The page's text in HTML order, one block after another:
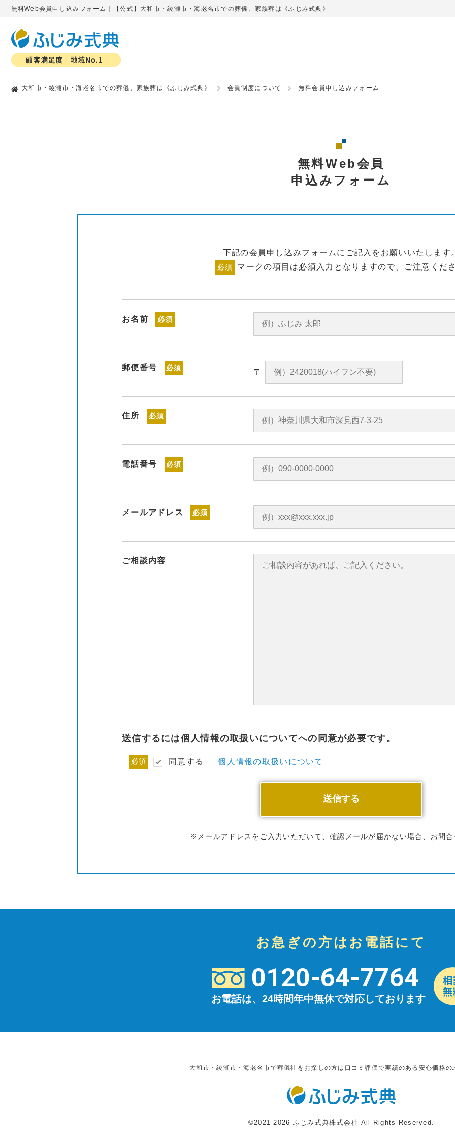
無料Web会員申し込みフォーム｜【公式】大和市・綾瀬市・海老名市での葬儀、家族葬は《ふじみ式典》
大和市・綾瀬市・海老名市での葬儀、家族葬は《ふじみ式典》 会員制度について 無料会員申し込みフォーム
無料Web会員
申込みフォーム
下記の会員申し込みフォームにご記入をお願いいたします。
必須 マークの項目は必須入力となりますので、ご注意くださ
お名前 必須
郵便番号 必須 〒
住所 必須
電話番号 必須
メールアドレス 必須
ご相談内容
送信するには個人情報の取扱いについてへの同意が必要です。
必須 同意する 個人情報の取扱いについて
※メールアドレスをご入力いただいて、確認メールが届かない場合、お問合
お急ぎの方はお電話にて
0120-64-7764
お電話は、24時間年中無休で対応しております
大和市・綾瀬市・海老名市で葬儀社をお探しの方は口コミ評価で実績のある安心価格の
©2021-2026 ふじみ式典株式会社 All Rights Reserved.